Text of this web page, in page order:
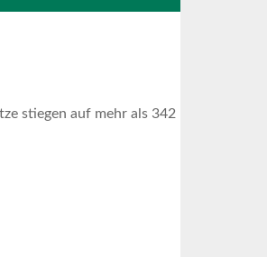
stiegen auf mehr als 342